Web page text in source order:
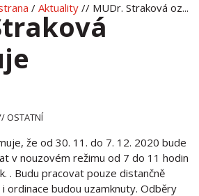
/ Aktuality // MUDr. Straková oz...
OSTATNÍ
že od 30. 11. do 7. 12. 2020 bude
v nouzovém režimu od 7 do 11 hodin
. Budu pracovat pouze distančně
ordinace budou uzamknuty. Odběry